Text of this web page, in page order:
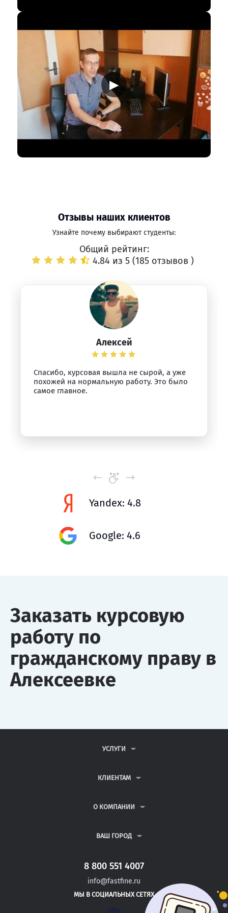
▶
Отзывы наших клиентов
Узнайте почему выбирают студенты:
Общий рейтинг:
4.84 из 5 (185 отзывов )
Алексей
Спасибо, курсовая вышла не сырой, а уже
похожей на нормальную работу. Это было
самое главное.
Yandex: 4.8
Google: 4.6
Заказать курсовую
работу по
гражданскому праву в
Алексеевке
УСЛУГИ
ДИПЛОМНЫЕ РАБОТЫ
РЕФЕРАТЫ
КЛИЕНТАМ
ВОПРОСЫ И ОТВЕТЫ
ПОЛИТИКА КОНФИДЕНЦИАЛЬНОСТИ
О КОМПАНИИ
КОНТАКТЫ
ВАШ ГОРОД
САНКТ-ПЕТЕРБУРГ
ДОНЕЦК
САЛЬСК
8 800 551 4007
info@fastfine.ru
МЫ В СОЦИАЛЬНЫХ СЕТЯХ